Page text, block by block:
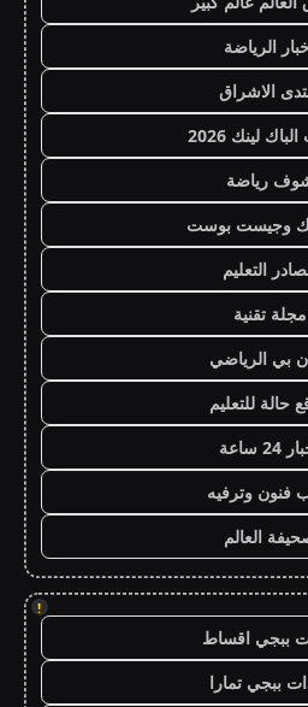
الرياضة
الاشراق
لينك 2026
رياضة
وجيست بوست
التعليم
مجلة تقنية
بي الرياضي
حالة للتعليم
ساعة
فنون وترفيه
العالم
!
ببجي اقساط
ببجي تمارا